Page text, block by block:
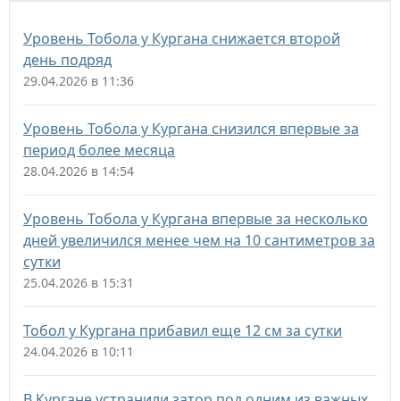
Уровень Тобола у Кургана снижается второй
день подряд
29.04.2026 в 11:36
Уровень Тобола у Кургана снизился впервые за
период более месяца
28.04.2026 в 14:54
Уровень Тобола у Кургана впервые за несколько
дней увеличился менее чем на 10 сантиметров за
сутки
25.04.2026 в 15:31
Тобол у Кургана прибавил еще 12 см за сутки
24.04.2026 в 10:11